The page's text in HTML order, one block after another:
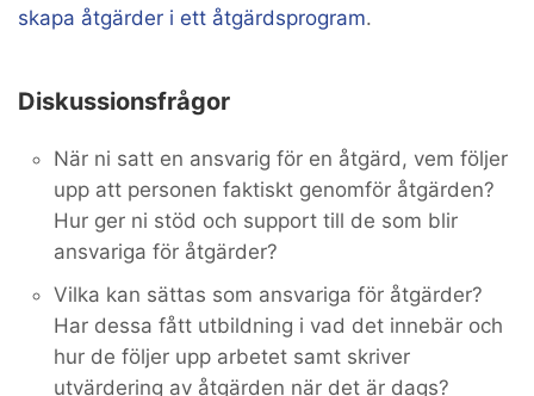
skapa åtgärder i ett åtgärdsprogram.
Diskussionsfrågor
När ni satt en ansvarig för en åtgärd, vem följer
upp att personen faktiskt genomför åtgärden?
Hur ger ni stöd och support till de som blir
ansvariga för åtgärder?
Vilka kan sättas som ansvariga för åtgärder?
Har dessa fått utbildning i vad det innebär och
hur de följer upp arbetet samt skriver
utvärdering av åtgärden när det är dags?